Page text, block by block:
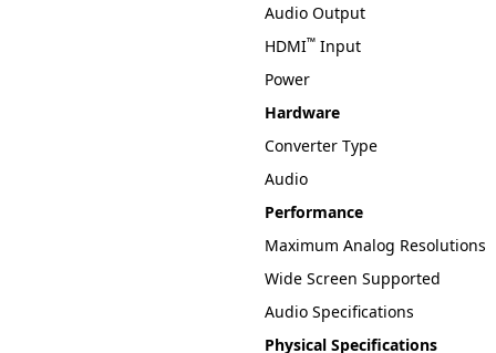
Audio Output
HDMI™ Input
Power
Hardware
Converter Type
Audio
Performance
Maximum Analog Resolutions
Wide Screen Supported
Audio Specifications
Physical Specifications